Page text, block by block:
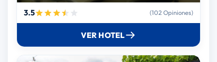
3.5 (102 Opiniones)
VER HOTEL